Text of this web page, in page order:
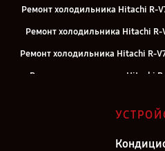
Ремонт холодильника Hitachi R-
Ремонт холодильника Hitachi R-
Ремонт холодильника Hitachi R-
Ремонт холодильника Hitachi R-
Ремонт холодильника Hitachi
Ремонт холодильника Hitachi